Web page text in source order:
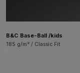
B&C Base-Ball /kids
185 g/m² / Classic Fit